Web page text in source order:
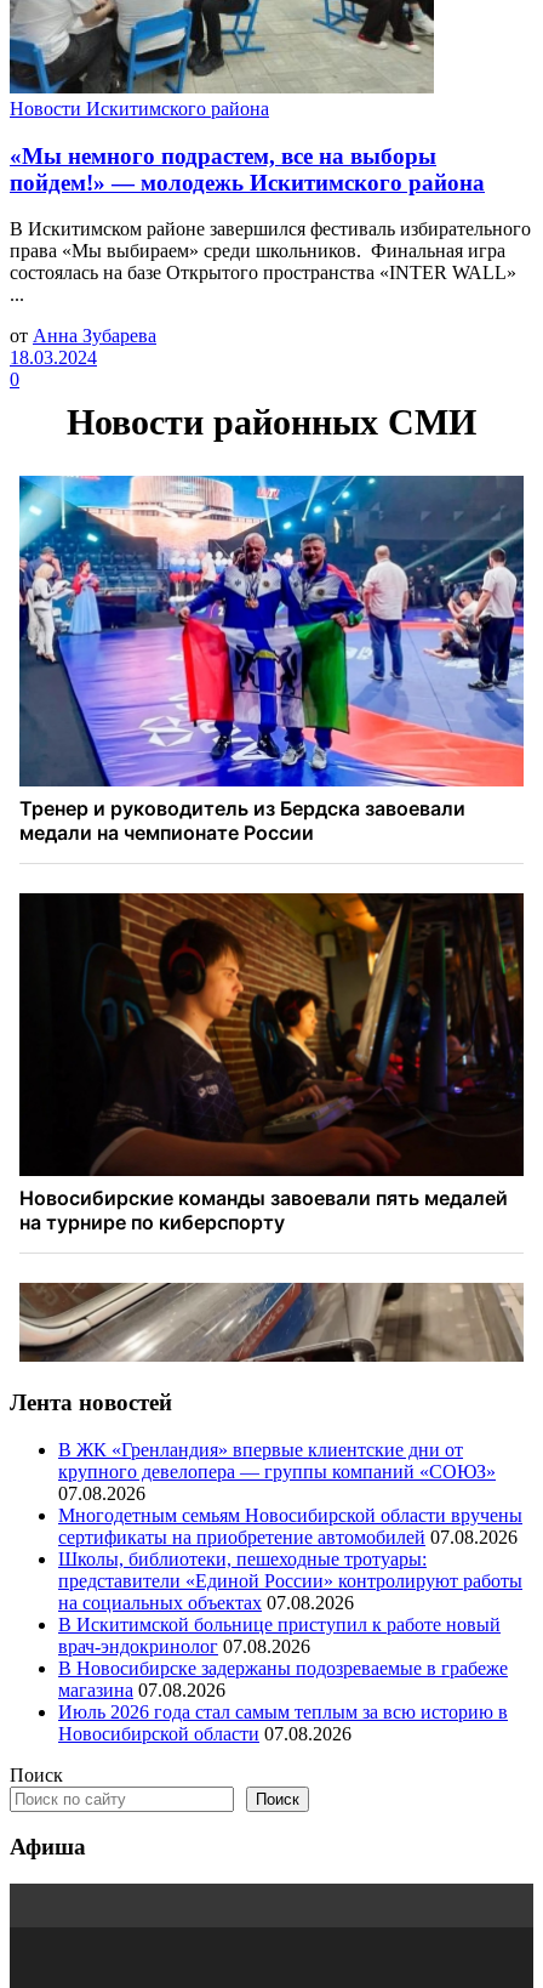
Новости Искитимского района
«Мы немного подрастем, все на выборы
пойдем!» — молодежь Искитимского района
В Искитимском районе завершился фестиваль избирательного
права «Мы выбираем» среди школьников. Финальная игра
состоялась на базе Открытого пространства «INTER WALL»
...
от Анна Зубарева
18.03.2024
0
Лента новостей
В ЖК «Гренландия» впервые клиентские дни от
крупного девелопера — группы компаний «СОЮЗ»
07.08.2026
Многодетным семьям Новосибирской области вручены
сертификаты на приобретение автомобилей 07.08.2026
Школы, библиотеки, пешеходные тротуары:
представители «Единой России» контролируют работы
на социальных объектах 07.08.2026
В Искитимской больнице приступил к работе новый
врач-эндокринолог 07.08.2026
В Новосибирске задержаны подозреваемые в грабеже
магазина 07.08.2026
Июль 2026 года стал самым теплым за всю историю в
Новосибирской области 07.08.2026
Поиск
Поиск
Афиша